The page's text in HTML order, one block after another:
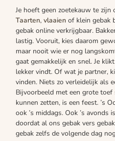
Je hoeft geen zoetekauw te zijn
Taarten,vlaaien of klein gebak
gebak online verkrijgbaar.
lastig. Vooruit, kies daarom
maar nooit wie er nog
gaat gemakkelijk en snel. Je
lekker vindt. Of wat je partner,
vinden. Niets zo verleidelijk als
Bijvoorbeeld met een grote toef
kunnen zetten, is een feest. ’s
ook ’s middags. Ook ’s avonds
doordat al ons gebak vers
gebak zelfs de volgende dag